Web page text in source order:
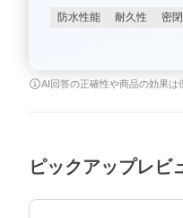
防水性能 耐久性 密
AI回答の正確性や商品の効果は
ピックアップレビ